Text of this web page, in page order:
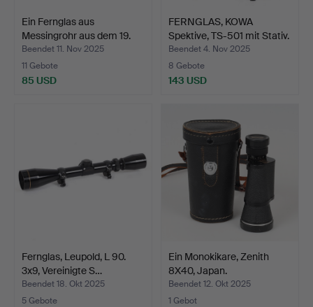
Ein Fernglas aus
Messingrohr aus dem 19.
J…
Beendet 11. Nov 2025
11 Gebote
85 USD
FERNGLAS, KOWA
Spektive, TS-501 mit Stativ.
Beendet 4. Nov 2025
8 Gebote
143 USD
Fernglas, Leupold, L 90.
3x9, Vereinigte S…
Beendet 18. Okt 2025
5 Gebote
Ein Monokikare, Zenith
8X40, Japan.
Beendet 12. Okt 2025
1 Gebot